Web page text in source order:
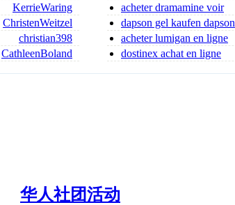
KerrieWaring
ChristenWeitzel
co
christian398
CathleenBoland
line senza ricetta tavor acq
acheter dramamine voir
le sitedapson gel kaufen dapson
salbe rezeptfrei kaufen
acheter lumigan en ligne
dostinex achat en ligne
华人社团活动